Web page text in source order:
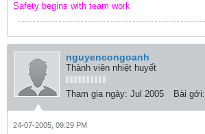
Safety begins with team work
nguyencongoanh
Thành viên nhiệt huyết
Tham gia ngày: Jul 2005 Bài gởi:
24-07-2005, 09:29 PM